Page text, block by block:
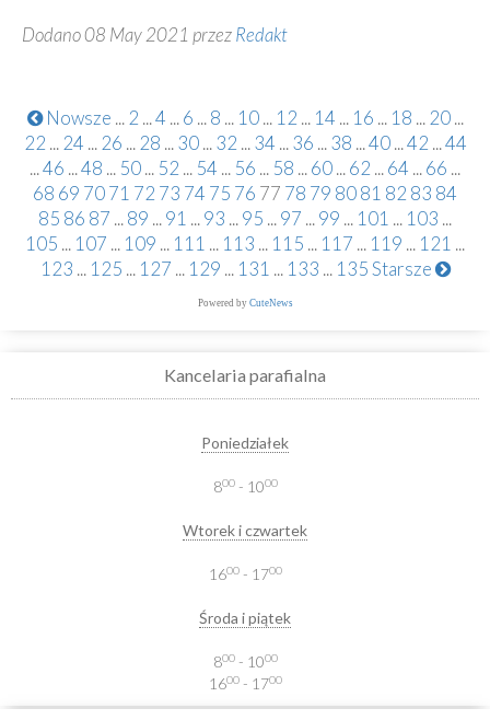
Dodano 08 May 2021 przezRedakt
Nowsze ... 2 ...4 ... 6 ... 8 ... 10 ... 12 ... 14 ... 16 ... 18 ... 20 ...
22 ... 24 ... 26 ... 28 ... 30 ... 32 ... 34 ... 36 ... 38 ...40 ...42 ...44
...46 ...48 ... 50... 52 ... 54 ... 56 ... 58 ...60...62 ...64 ...66 ...
68 69 7071 72 73 74 75 76 77 78 79 8081 82 83 84
85 86 87 ...89 ...91 ...93 ...95 ...97 ...99 ... 101 ... 103 ...
105 ... 107 ... 109 ... 111 ... 113 ... 115 ... 117 ... 119 ... 121 ...
123 ... 125 ... 127 ... 129 ... 131 ... 133 ... 135Starsze
Powered by CuteNews
Kancelaria parafialna
Poniedziałek
800- 1000
Wtorek i czwartek
1600- 1700
Środa i piątek
800- 1000
1600- 1700